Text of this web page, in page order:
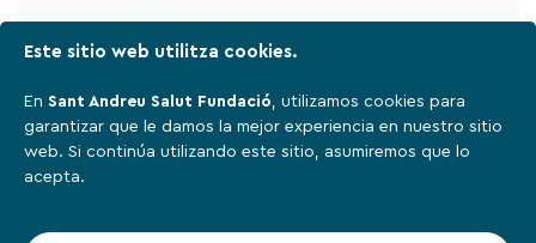
Este sitio web utilitza cookies.
En Sant Andreu Salut Fundació, utilizamos cookies para
garantizar que le damos la mejor experiencia en nuestro sitio
web. Si continúa utilizando este sitio, asumiremos que lo
acepta.
Aviso legal